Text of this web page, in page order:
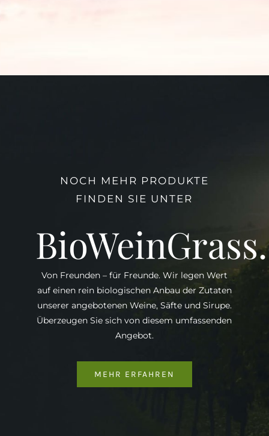
NOCH MEHR PRODUKTE
FINDEN SIE UNTER
Von Freunden – für Freunde. Wir legen Wert
auf einen rein biologischen Anbau der Zutaten
unserer angebotenen Weine, Säfte und Sirupe.
Überzeugen Sie sich von diesem umfassenden
Angebot.
MEHR ERFAHREN